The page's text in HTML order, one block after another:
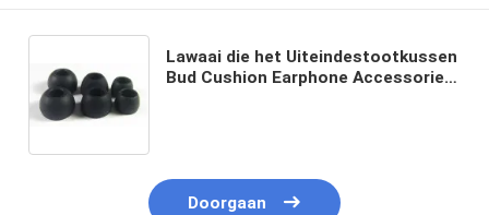
Lawaai die het Uiteindestootkussen
Bud Cushion Earphone Accessories
Doorgaan